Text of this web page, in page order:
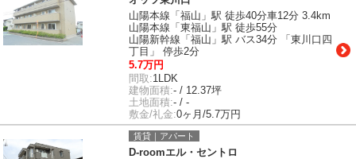
山陽本線「福山」駅 徒歩40分車12分 3.4km
山陽本線「東福山」駅 徒歩55分
山陽新幹線「福山」駅 バス34分 「東川口四
丁目」 停歩2分
5.7万円
間取:1LDK
建物面積:- / 12.37坪
土地面積:- / -
敷金/礼金:0ヶ月/5.7万円
賃貸｜アパート
D-roomエル・セントロ